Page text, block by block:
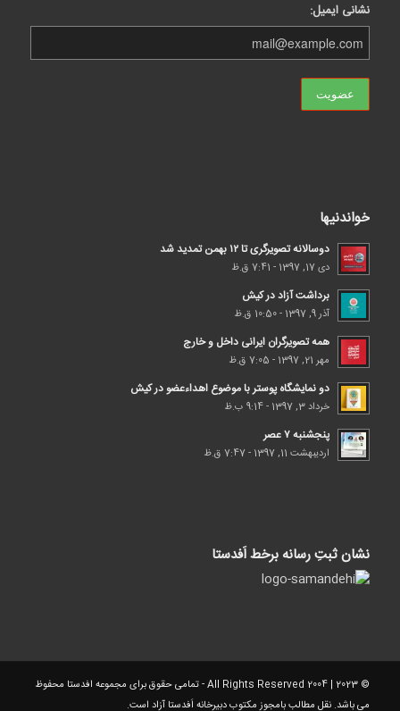
نشانی ایمیل:
خواندنیها
دوسالانه تصویرگری تا ۱۲ بهمن تمدید شد
دی 17, 1397 - 7:41 ق.ظ
برداشت آزاد در کیش
آذر 9, 1397 - 10:50 ق.ظ
همه تصویرگران ایرانی داخل و خارج
مهر 21, 1397 - 7:05 ق.ظ
دو نمایشگاه پوستر با موضوع اهداء‌عضو در کیش
خرداد 3, 1397 - 9:14 ب.ظ
پنجشنبه ۷ عصر
اردیبهشت 11, 1397 - 7:47 ق.ظ
نشان ثبتِ رسانه برخط اَفدستا
© 2023 | 2004 All Rights Reserved - تمامی حقوق برای مجموعه افدستا محفوظ
می باشد. نقل مطالب بامجوز مکتوب دبیرخانه اَفدستا آزاد است.